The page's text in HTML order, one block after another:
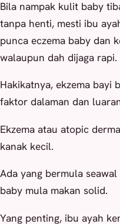
Bila nampak kulit baby
tanpa henti, mesti ibu
punca eczema baby dan
walaupun dah dijaga rapi.
Hakikatnya, ekzema bayi
faktor dalaman dan
Ekzema atau atopic
kanak kecil.
Ada yang bermula
baby mula makan solid.
Yang penting, ibu ayah